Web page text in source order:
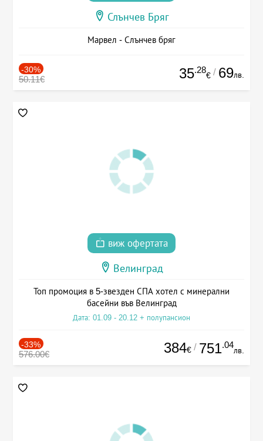
Слънчев Бряг
Марвел - Слънчев бряг
-30%
50.11€ 35.28
€ / 69лв.
виж офертата
Велинград
Топ промоция в 5-звезден СПА хотел с минерални
басейни във Велинград
Дата: 01.09 - 20.12 + полупансион
-33%
576.00€ 384€ / 751.04
лв.